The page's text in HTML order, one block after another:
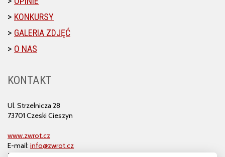
KONKURSY
GALERIA ZDJĘĆ
O NAS
KONTAKT
Ul. Strzelnicza 28
73701 Czeski Cieszyn
www.zwrot.cz
E-mail: info@zwrot.cz